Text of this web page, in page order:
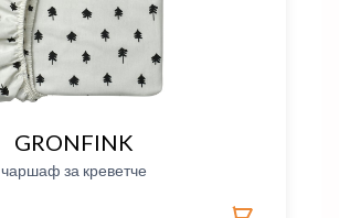
GRONFINK
чаршаф за креветче